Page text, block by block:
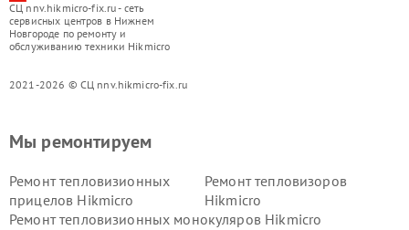
СЦ nnv.hikmicro-fix.ru - сеть
сервисных центров в Нижнем
Новгороде по ремонту и
обслуживанию техники Hikmicro
2021-2026 © СЦ nnv.hikmicro-fix.ru
Мы ремонтируем
Ремонт тепловизионных
прицелов Hikmicro
Ремонт тепловизоров
Hikmicro
Ремонт тепловизионных монокуляров Hikmicro